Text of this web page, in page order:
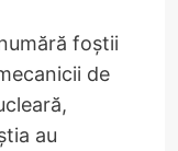
foștii
de
au